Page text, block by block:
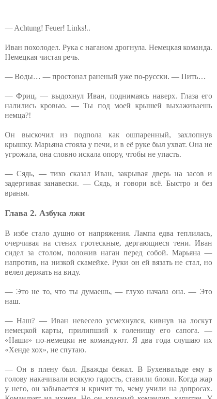
— Achtung! Feuer! Links!..
Иван похолодел. Рука с наганом дрогнула. Немецкая команда.
Немецкая чистая речь.
— Воды… — простонал раненый уже по-русски. — Пить…
— Фриц, — выдохнул Иван, поднимаясь наверх. Глаза его
налились кровью. — Ты под моей крышей выхаживаешь
немца?!
Он выскочил из подпола как ошпаренный, захлопнув
крышку. Марьяна стояла у печи, и в её руке был ухват. Она не
угрожала, она словно искала опору, чтобы не упасть.
— Сядь, — тихо сказал Иван, закрывая дверь на засов и
задергивая занавески. — Сядь, и говори всё. Быстро и без
вранья.
Глава 2. Азбука лжи
В избе стало душно от напряжения. Лампа едва теплилась,
очерчивая на стенах гротескные, дергающиеся тени. Иван
сидел за столом, положив наган перед собой. Марьяна —
напротив, на низкой скамейке. Руки он ей вязать не стал, но
велел держать на виду.
— Это не то, что ты думаешь, — глухо начала она. — Это
наш.
— Наш? — Иван невесело усмехнулся, кивнув на лоскут
немецкой карты, прилипший к голенищу его сапога. —
«Наши» по-немецки не командуют. Я два года слушаю их
«Хенде хох», не спутаю.
— Он в плену был. Дважды бежал. В Бухенвальде ему в
голову накачивали всякую гадость, ставили блоки. Когда жар
у него, он забывается и кричит то, чему учили на допросах.